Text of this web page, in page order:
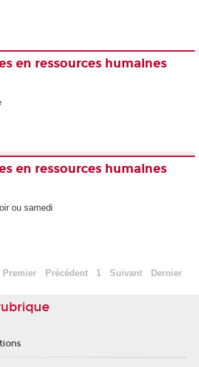
en ressources humaines
en ressources humaines
ou samedi
Premier Précédent 1 Suivant Dernier